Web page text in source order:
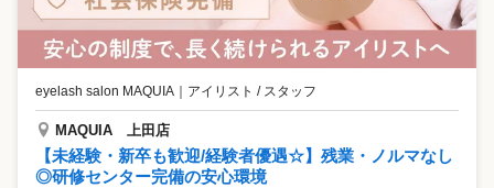
eyelash salon MAQUIA アイリスト / スタッフ
MAQUIA 上田店
【未経験・新卒も歓迎/経験者優遇☆】残業・ノルマなし
◎研修センター完備の安心環境